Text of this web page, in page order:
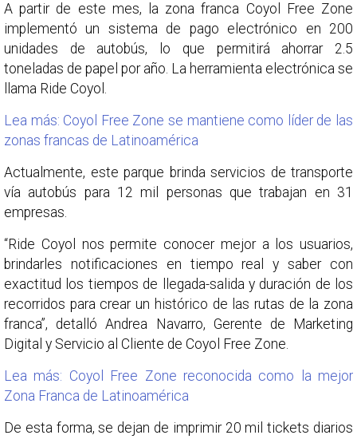
A partir de este mes, la zona franca Coyol Free Zone
implementó un sistema de pago electrónico en 200
unidades de autobús, lo que permitirá ahorrar 2.5
toneladas de papel por año. La herramienta electrónica se
llama Ride Coyol.
Lea más: Coyol Free Zone se mantiene como líder de las
zonas francas de Latinoamérica
Actualmente, este parque brinda servicios de transporte
vía autobús para 12 mil personas que trabajan en 31
empresas.
“Ride Coyol nos permite conocer mejor a los usuarios,
brindarles notificaciones en tiempo real y saber con
exactitud los tiempos de llegada-salida y duración de los
recorridos para crear un histórico de las rutas de la zona
franca”, detalló Andrea Navarro, Gerente de Marketing
Digital y Servicio al Cliente de Coyol Free Zone.
Lea más: Coyol Free Zone reconocida como la mejor
Zona Franca de Latinoamérica
De esta forma, se dejan de imprimir 20 mil tickets diarios